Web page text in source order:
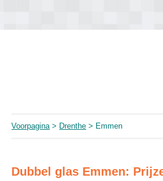
Voorpagina> Drenthe > Emmen
Dubbel glas Emmen: